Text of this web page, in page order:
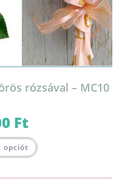
rózsával – MC10
Ft
opciót